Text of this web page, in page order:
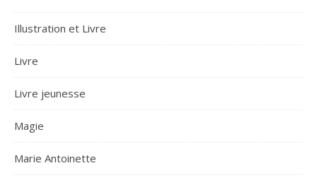
Illustration et Livre
Livre
Livre jeunesse
Magie
Marie Antoinette